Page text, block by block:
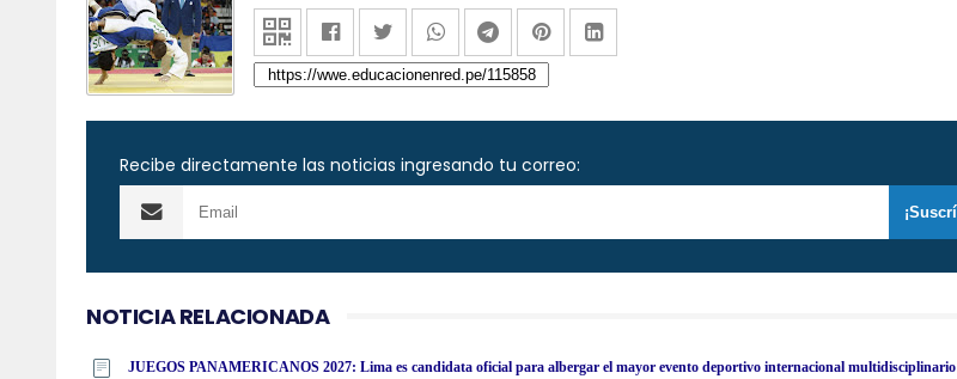
Recibe directamente las noticias ingresando tu correo:
NOTICIA RELACIONADA
JUEGOS PANAMERICANOS 2027: Lima es candidata oficial para albergar el mayor evento deportivo internacional multidisciplinario